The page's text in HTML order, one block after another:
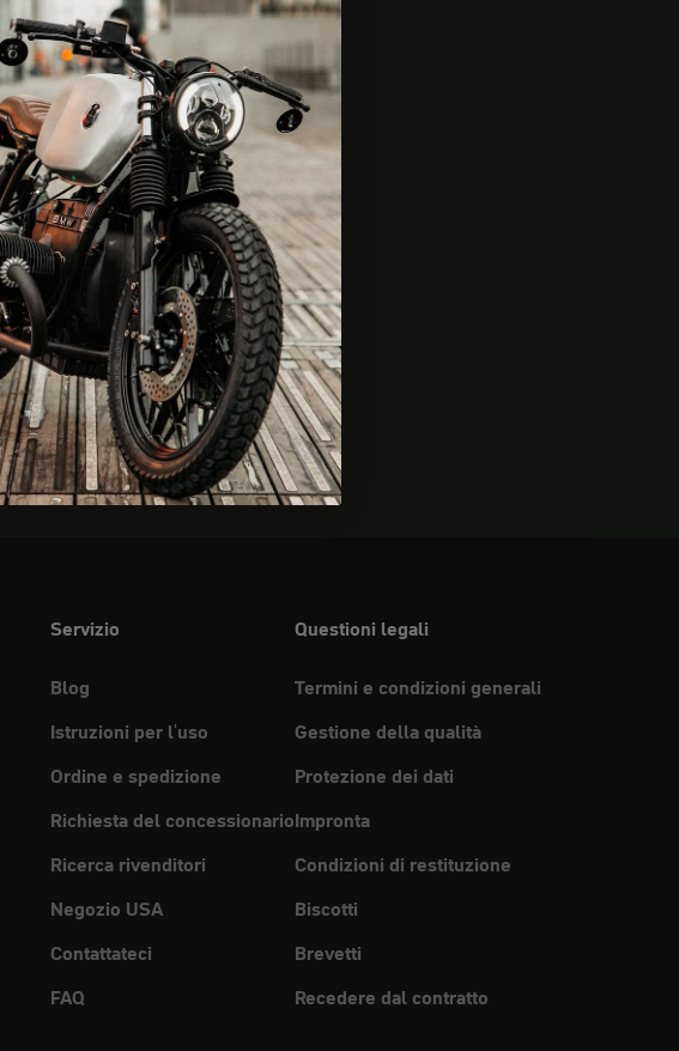
Servizio
Blog
Istruzioni per l'uso
Ordine e spedizione
Richiesta del concessionario
Ricerca rivenditori
Negozio USA
Contattateci
FAQ
Questioni legali
Termini e condizioni generali
Gestione della qualità
Protezione dei dati
Impronta
Condizioni di restituzione
Biscotti
Brevetti
Recedere dal contratto